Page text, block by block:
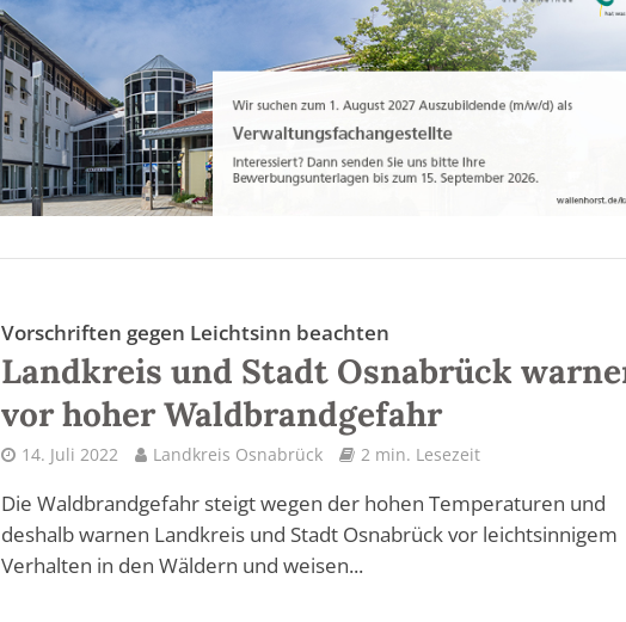
Vorschriften gegen Leichtsinn beachten
Landkreis und Stadt Osnabrück
vor hoher Waldbrandgefahr
14. Juli 2022 Landkreis Osnabrück 2 min. Lesezeit
Die Waldbrandgefahr steigt wegen der hohen Temperaturen und
deshalb warnen Landkreis und Stadt Osnabrück vor leichtsinnigem
Verhalten in den Wäldern und weisen...